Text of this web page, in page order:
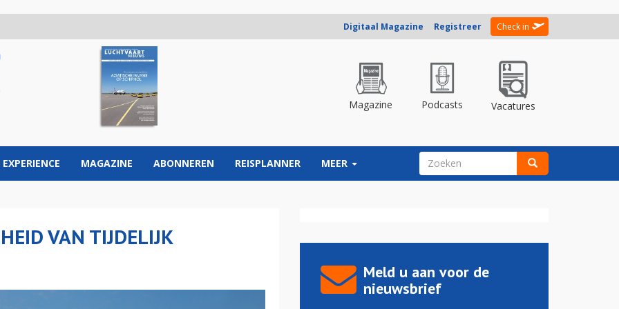
Digitaal Magazine Registreer Check in
Magazine Podcasts Vacatures
EXPERIENCE MAGAZINE ABONNEREN REISPLANNER MEER ZOEKVELD
VAN TIJDELIJK
Meld u aan voor de
nieuwsbrief